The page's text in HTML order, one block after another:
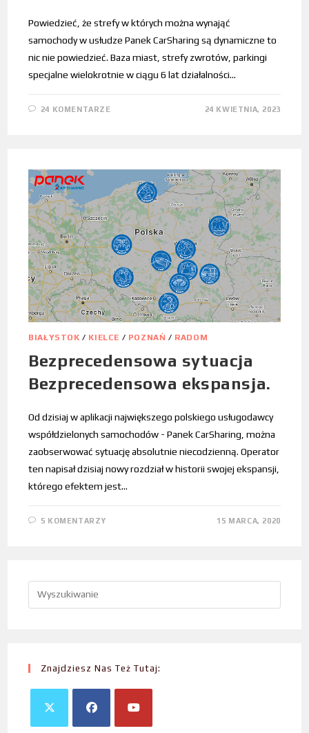
Powiedzieć, że strefy w których można wynająć
samochody w usłudze Panek CarSharing są dynamiczne to
nic nie powiedzieć. Baza miast, strefy zwrotów, parkingi
specjalne wielokrotnie w ciągu 6 lat działalności…
24 KOMENTARZE 24 KWIETNIA, 2023
BIAŁYSTOK / KIELCE / POZNAŃ / RADOM
Bezprecedensowa sytuacja
Bezprecedensowa ekspansja.
Od dzisiaj w aplikacji największego polskiego usługodawcy
współdzielonych samochodów - Panek CarSharing, można
zaobserwować sytuację absolutnie niecodzienną. Operator
ten napisał dzisiaj nowy rozdział w historii swojej ekspansji,
którego efektem jest…
5 KOMENTARZY 15 MARCA, 2020
Znajdziesz Nas Też Tutaj: